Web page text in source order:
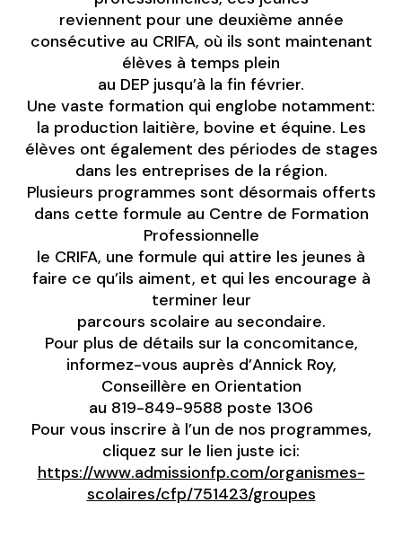
reviennent pour une deuxième année
consécutive au CRIFA, où ils sont maintenant
élèves à temps plein
au DEP jusqu’à la fin février.
Une vaste formation qui englobe notamment:
la production laitière, bovine et équine. Les
élèves ont également des périodes de stages
dans les entreprises de la région.
Plusieurs programmes sont désormais offerts
dans cette formule au Centre de Formation
Professionnelle
le CRIFA, une formule qui attire les jeunes à
faire ce qu’ils aiment, et qui les encourage à
terminer leur
parcours scolaire au secondaire.
Pour plus de détails sur la concomitance,
informez-vous auprès d’Annick Roy,
Conseillère en Orientation
au 819-849-9588 poste 1306
Pour vous inscrire à l’un de nos programmes,
cliquez sur le lien juste ici:
https://www.admissionfp.com/organismes-
scolaires/cfp/751423/groupes